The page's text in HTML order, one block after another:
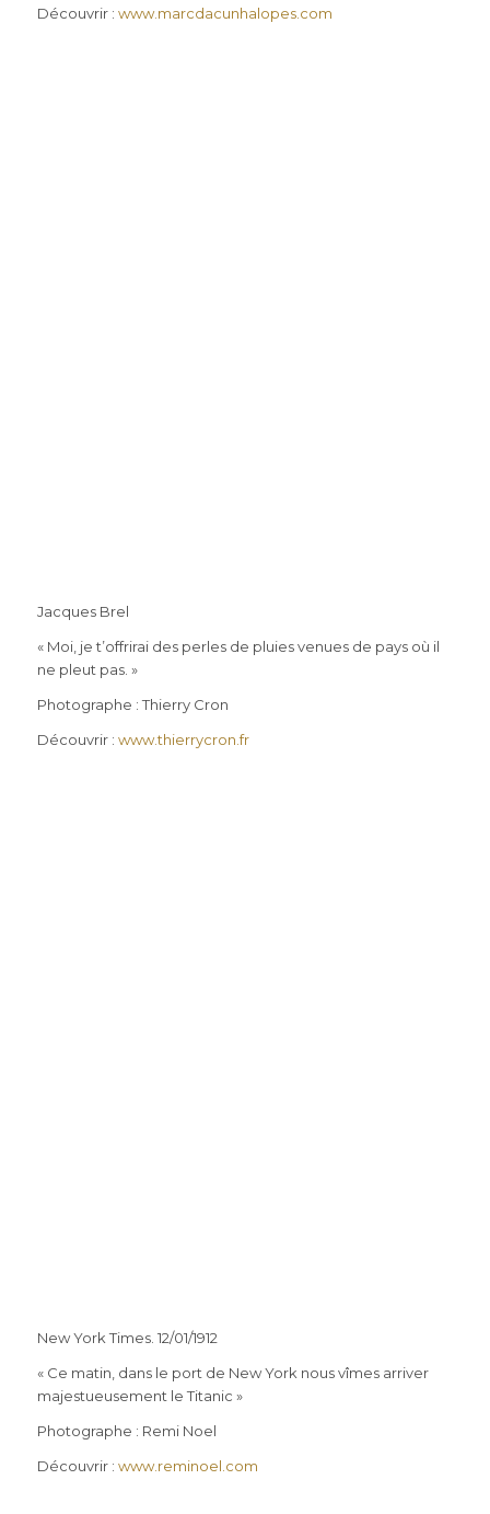
Découvrir : www.marcdacunhalopes.com
Jacques Brel
« Moi, je t’offrirai des perles de pluies venues de pays où il
ne pleut pas. »
Photographe : Thierry Cron
Découvrir : www.thierrycron.fr
New York Times. 12/01/1912
« Ce matin, dans le port de New York nous vîmes arriver
majestueusement le Titanic »
Photographe : Remi Noel
Découvrir : www.reminoel.com